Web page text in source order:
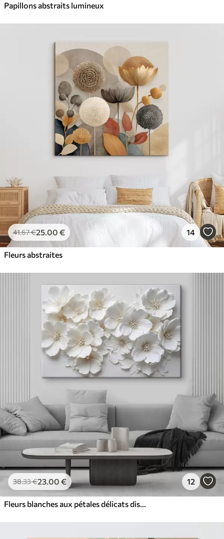
Papillons abstraits lumineux
41.67€25.00 € 14
Fleurs abstraites
38.33€23.00 € 12
Fleurs blanches aux pétales délicats disposées dans un joli motif floral sur un fond clair